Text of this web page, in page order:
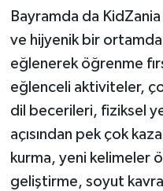
Bayramda da
ve hijyenik bir
eğlenerek öğrenme
eğlenceli aktiviteler,
dil becerileri, fiziksel
açısından pek çok
kurma, yeni kelimeler
geliştirme, soyut